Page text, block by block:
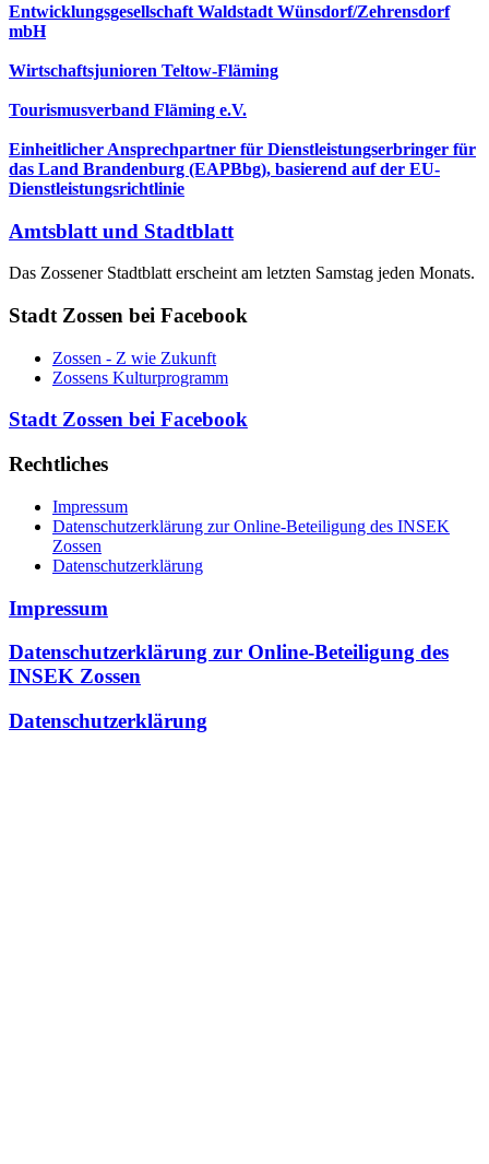
Entwicklungsgesellschaft Waldstadt Wünsdorf/Zehrensdorf
mbH
Wirtschaftsjunioren Teltow-Fläming
Tourismusverband Fläming e.V.
Einheitlicher Ansprechpartner für Dienstleistungserbringer für
das Land Brandenburg (EAPBbg), basierend auf der EU-
Dienstleistungsrichtlinie
Amtsblatt und Stadtblatt
Das Zossener Stadtblatt erscheint am letzten Samstag jeden Monats.
Stadt Zossen bei Facebook
Zossen - Z wie Zukunft
Zossens Kulturprogramm
Stadt Zossen bei Facebook
Rechtliches
Impressum
Datenschutzerklärung zur Online-Beteiligung des INSEK
Zossen
Datenschutzerklärung
Impressum
Datenschutzerklärung zur Online-Beteiligung des
INSEK Zossen
Datenschutzerklärung